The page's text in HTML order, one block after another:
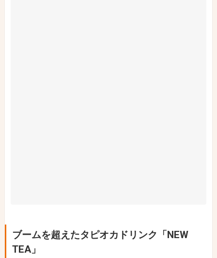
ブームを超えたタピオカドリンク「NEW
TEA」